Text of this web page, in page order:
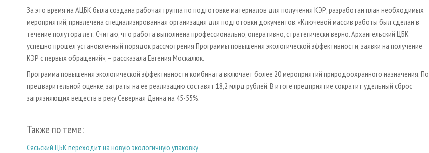
За это время на АЦБК была создана рабочая группа по подготовке материалов для получения КЭР, разработан план необходимых
мероприятий, привлечена специализированная организация для подготовки документов. «Ключевой массив работы был сделан в
течение полутора лет. Считаю, что работа выполнена профессионально, оперативно, стратегически верно. Архангельский ЦБК
успешно прошел установленный порядок рассмотрения Программы повышения экологической эффективности, заявки на получение
КЭР с первых обращений», – рассказала Евгения Москалюк.
Программа повышения экологической эффективности комбината включает более 20 мероприятий природоохранного назначения. По
предварительной оценке, затраты на ее реализацию составят 18,2 млрд рублей. В итоге предприятие сократит удельный сброс
загрязняющих веществ в реку Северная Двина на 45-55%.
Также по теме:
Сясьский ЦБК переходит на новую экологичную упаковку